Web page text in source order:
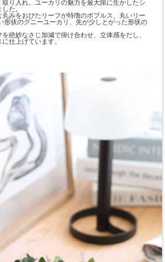
り入れ、ユーカリの魅力を最大限に生かしたシ
た。
みをおびたリーフが特徴のポプルス、丸いリー
形状のグニーユーカリ、先が少しとがった形状の
絶妙なさじ加減で掛け合わせ、立体感をだし、
仕上げています。